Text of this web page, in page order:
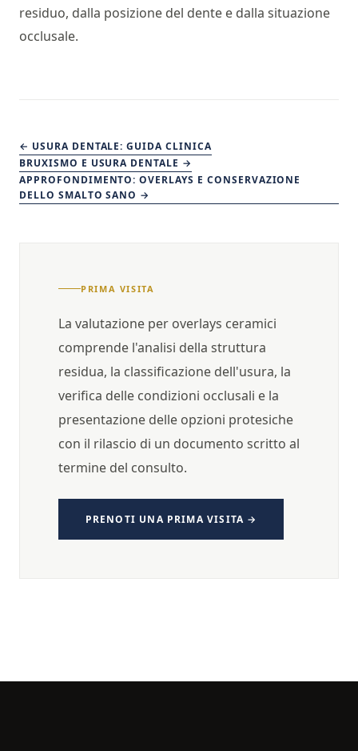
residuo, dalla posizione del dente e dalla situazione
occlusale.
← USURA DENTALE: GUIDA CLINICA
BRUXISMO E USURA DENTALE →
APPROFONDIMENTO: OVERLAYS E CONSERVAZIONE
DELLO SMALTO SANO →
PRIMA VISITA
La valutazione per overlays ceramici
comprende l'analisi della struttura
residua, la classificazione dell'usura, la
verifica delle condizioni occlusali e la
presentazione delle opzioni protesiche
con il rilascio di un documento scritto al
termine del consulto.
PRENOTI UNA PRIMA VISITA →